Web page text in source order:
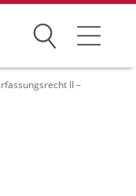
Suchen
II –